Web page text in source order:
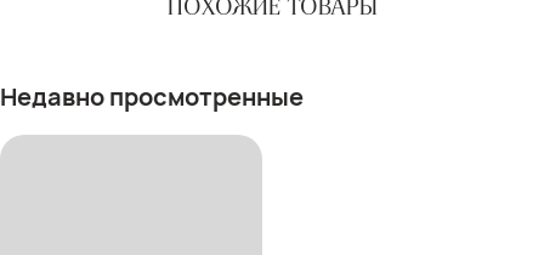
ПОХОЖИЕ ТОВАРЫ
Недавно просмотренные